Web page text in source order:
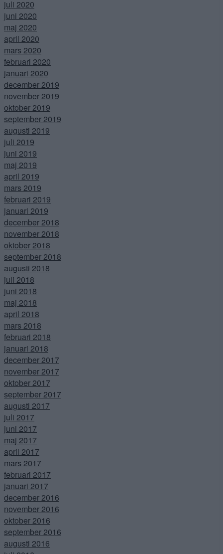
juli 2020
juni 2020
maj 2020
april 2020
mars 2020
februari 2020
januari 2020
december 2019
november 2019
oktober 2019
september 2019
augusti 2019
juli 2019
juni 2019
maj 2019
april 2019
mars 2019
februari 2019
januari 2019
december 2018
november 2018
oktober 2018
september 2018
augusti 2018
juli 2018
juni 2018
maj 2018
april 2018
mars 2018
februari 2018
januari 2018
december 2017
november 2017
oktober 2017
september 2017
augusti 2017
juli 2017
juni 2017
maj 2017
april 2017
mars 2017
februari 2017
januari 2017
december 2016
november 2016
oktober 2016
september 2016
augusti 2016